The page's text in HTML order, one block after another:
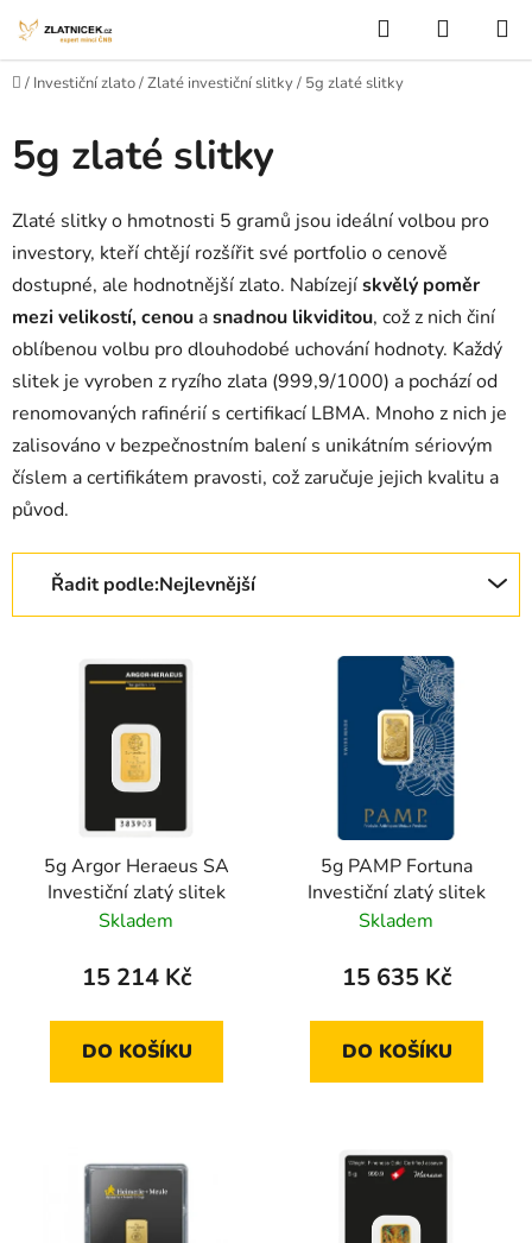
Hledat
Domů
/ Investiční zlato/Zlaté investiční slitky/ 5g zlaté slitky
5g zlaté slitky
Zlaté slitky o hmotnosti 5 gramů jsou ideální volbou pro
investory, kteří chtějí rozšířit své portfolio o cenově
dostupné, ale hodnotnější zlato. Nabízejískvělý poměr
mezi velikostí, cenou asnadnou likviditou, což z nich činí
oblíbenou volbu pro dlouhodobé uchování hodnoty. Každý
slitek je vyroben z ryzího zlata (999,9/1000) a pochází od
renomovaných rafinérií s certifikací LBMA. Mnoho z nich je
zalisováno v bezpečnostním balení s unikátním sériovým
číslem a certifikátem pravosti, což zaručuje jejich kvalitu a
původ.
Řazení produktů
Řadit podle:Nejlevnější
Výpis produktů
5g Argor Heraeus SA
Investiční zlatý slitek
Skladem
15 214 Kč
DO KOŠÍKU
5g PAMP Fortuna
Investiční zlatý slitek
Skladem
15 635 Kč
DO KOŠÍKU